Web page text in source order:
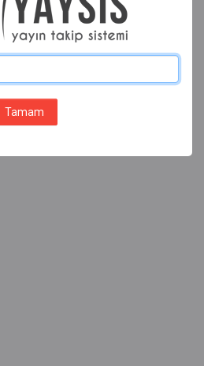
Tamam